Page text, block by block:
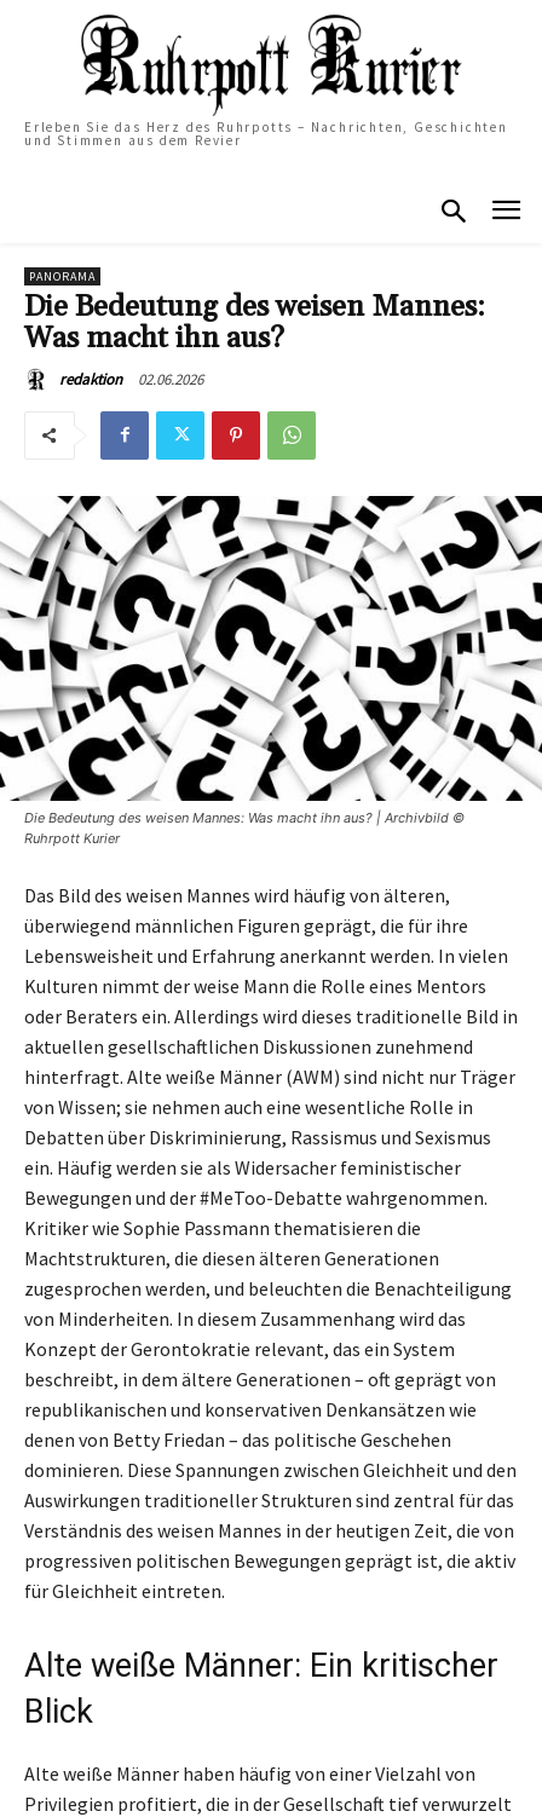
Erleben Sie das Herz des Ruhrpotts – Nachrichten, Geschichten
und Stimmen aus dem Revier
PANORAMA
Die Bedeutung des weisen Mannes:
Was macht ihn aus?
redaktion 02.06.2026
Die Bedeutung des weisen Mannes: Was macht ihn aus? | Archivbild ©
Ruhrpott Kurier
Das Bild des weisen Mannes wird häufig von älteren,
überwiegend männlichen Figuren geprägt, die für ihre
Lebensweisheit und Erfahrung anerkannt werden. In vielen
Kulturen nimmt der weise Mann die Rolle eines Mentors
oder Beraters ein. Allerdings wird dieses traditionelle Bild in
aktuellen gesellschaftlichen Diskussionen zunehmend
hinterfragt. Alte weiße Männer (AWM) sind nicht nur Träger
von Wissen; sie nehmen auch eine wesentliche Rolle in
Debatten über Diskriminierung, Rassismus und Sexismus
ein. Häufig werden sie als Widersacher feministischer
Bewegungen und der #MeToo-Debatte wahrgenommen.
Kritiker wie Sophie Passmann thematisieren die
Machtstrukturen, die diesen älteren Generationen
zugesprochen werden, und beleuchten die Benachteiligung
von Minderheiten. In diesem Zusammenhang wird das
Konzept der Gerontokratie relevant, das ein System
beschreibt, in dem ältere Generationen – oft geprägt von
republikanischen und konservativen Denkansätzen wie
denen von Betty Friedan – das politische Geschehen
dominieren. Diese Spannungen zwischen Gleichheit und den
Auswirkungen traditioneller Strukturen sind zentral für das
Verständnis des weisen Mannes in der heutigen Zeit, die von
progressiven politischen Bewegungen geprägt ist, die aktiv
für Gleichheit eintreten.
Alte weiße Männer: Ein kritischer
Blick
Alte weiße Männer haben häufig von einer Vielzahl von
Privilegien profitiert, die in der Gesellschaft tief verwurzelt